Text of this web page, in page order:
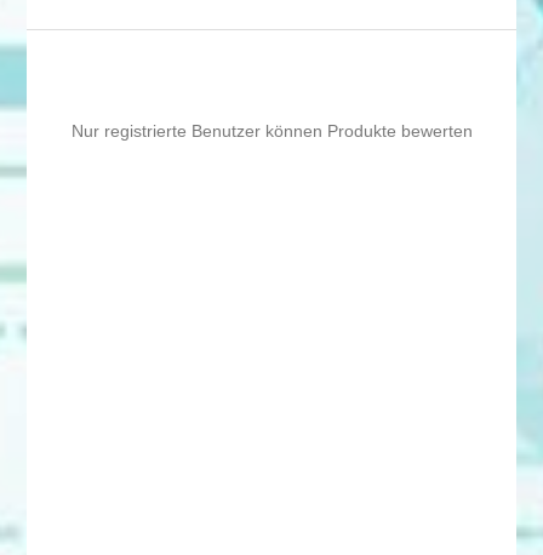
Nur registrierte Benutzer können Produkte bewerten